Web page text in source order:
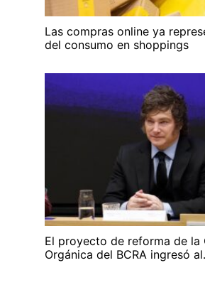
Las compras online ya
del consumo en shoppings
El proyecto de reforma de la
Orgánica del BCRA ingresó